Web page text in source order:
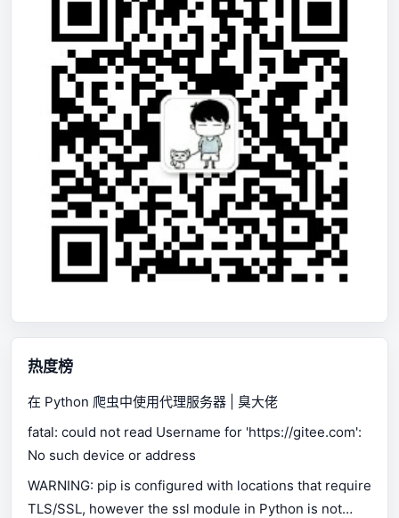
热度榜
在 Python 爬虫中使用代理服务器 | 臭大佬
fatal: could not read Username for 'https://gitee.com':
No such device or address
WARNING: pip is configured with locations that require
TLS/SSL, however the ssl module in Python is not